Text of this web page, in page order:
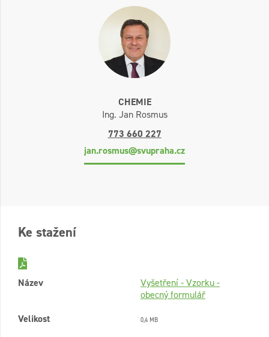
CHEMIE
Ing. Jan Rosmus
773 660 227
jan.rosmus@svupraha.cz
Ke stažení
Název
Vyšetření - Vzorku -
obecný formulář
Velikost
0,4 MB